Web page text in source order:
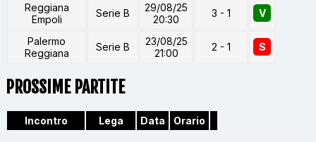
Reggiana
Empoli
Serie B
29/08/25
20:30
3 - 1 V
Palermo
Reggiana
Serie B
23/08/25
21:00
2 - 1 S
PROSSIME PARTITE
Incontro Lega Data Orario